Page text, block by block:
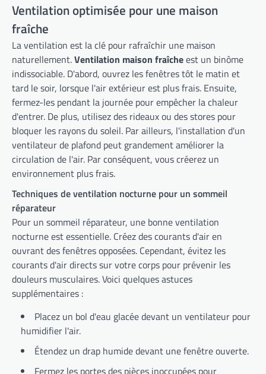
Ventilation optimisée pour une maison
fraîche
La ventilation est la clé pour rafraîchir une maison
naturellement.Ventilation maison fraîcheest un binôme
indissociable. D'abord, ouvrez les fenêtres tôt le matin et
tard le soir, lorsque l'air extérieur est plus frais. Ensuite,
fermez-les pendant la journée pour empêcher la chaleur
d'entrer. De plus, utilisez des rideaux ou des stores pour
bloquer les rayons du soleil. Par ailleurs, l'installation d'un
ventilateur de plafond peut grandement améliorer la
circulation de l'air. Par conséquent, vous créerez un
environnement plus frais.
Techniques de ventilation nocturne pour un sommeil
réparateur
Pour un sommeil réparateur, une bonne ventilation
nocturne est essentielle. Créez des courants d'air en
ouvrant des fenêtres opposées. Cependant, évitez les
courants d'air directs sur votre corps pour prévenir les
douleurs musculaires. Voici quelques astuces
supplémentaires :
Placez un bol d'eau glacée devant un ventilateur pour
humidifier l'air.
Étendez un drap humide devant une fenêtre ouverte.